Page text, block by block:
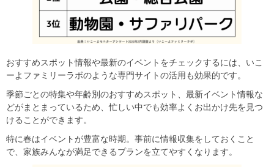
おすすめスポット情報や最新のイベントをチェックするには、いこ
ーよファミリーラボのような専門サイトの活用も効果的です。
季節ごとの特集や年齢別のおすすめスポット、最新イベント情報な
どがまとまっているため、忙しい中でも効率よくお出かけ先を見つ
けることができます。
特に春はイベントが豊富な時期。事前に情報収集をしておくこと
で、家族みんなが満足できるプランを立てやすくなります。